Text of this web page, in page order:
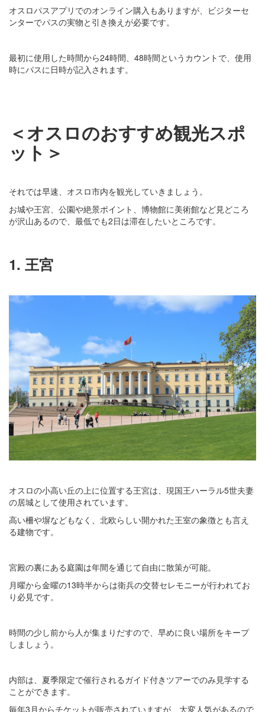
オスロパスアプリでのオンライン購入もありますが、ビジターセ
ンターでパスの実物と引き換えが必要です。
最初に使用した時間から24時間、48時間というカウントで、使用
時にパスに日時が記入されます。
＜オスロのおすすめ観光スポ
ット＞
それでは早速、オスロ市内を観光していきましょう。
お城や王宮、公園や絶景ポイント、博物館に美術館など見どころ
が沢山あるので、最低でも2日は滞在したいところです。
1. 王宮
オスロの小高い丘の上に位置する王宮は、現国王ハーラル5世夫妻
の居城として使用されています。
高い柵や塀などもなく、北欧らしい開かれた王室の象徴とも言え
る建物です。
宮殿の裏にある庭園は年間を通じて自由に散策が可能。
月曜から金曜の13時半からは衛兵の交替セレモニーが行われてお
り必見です。
時間の少し前から人が集まりだすので、早めに良い場所をキープ
しましょう。
内部は、夏季限定で催行されるガイド付きツアーでのみ見学する
ことができます。
毎年3月からチケットが販売されていますが、大変人気があるので